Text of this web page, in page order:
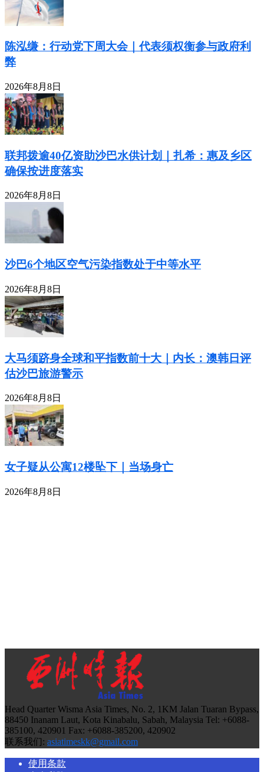
陈泓缣：行动党下周大会｜代表须权衡参与政府利
弊
2026年8月8日
联邦拨逾40亿资助沙巴水供计划｜扎希：惠及乡区
确保按进度落实
2026年8月8日
沙巴6个地区空气污染指数处于中等水平
2026年8月8日
大马须跻身全球和平指数前十大｜内长：澳韩日评
估沙巴旅游警示
2026年8月8日
女子疑从公寓12楼坠下｜当场身亡
2026年8月8日
Head Quarter Wisma Asia Times, No. 2, 1KM Jalan Tuaran Bypass,
88450 Inanam Laut, Kota Kinabalu, Sabah, Malaysia Tel: +6088-
385100, 420901 Fax: +6088-385200, 420902
联系我们: asiatimeskk@gmail.com
使用条款